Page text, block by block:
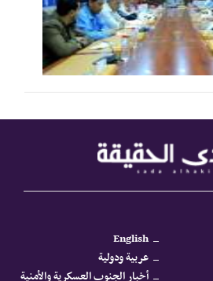
English
عربية ودولية
أخبار الجنوب العسكرية والأمنية